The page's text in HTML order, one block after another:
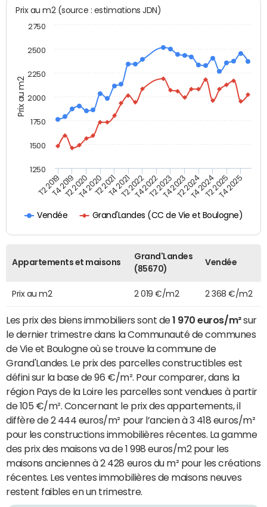
Prix au m2
Prix au m2 (source : estimations JDN)
Vendée Grand'Landes (CC de Vie et Boulogne)
T2 2019T4 2019T2 2020T4 2020T2 2021T4 2021T2 2022T4 2022T2 2023T4 2023T2 2024T4 2024T2 2025T4 2025
1250
1500
1750
2000
2250
2500
2750
Appartements et maisons
Grand'Landes
(85670)
Vendée
Prix au m2 2 019 €/m2 2 368 €/m2
Les prix des biens immobiliers sont de1 970 euros/m²sur
le dernier trimestre dans la Communauté de communes
de Vie et Boulogne où se trouve la commune de
Grand'Landes. Le prix des parcelles constructibles est
défini sur la base de 96 €/m². Pour comparer, dans la
région Pays de la Loire les parcelles sont vendues à partir
de 105 €/m². Concernant le prix des appartements, il
diffère de 2 444 euros/m² pour l’ancien à 3 418 euros/m²
pour les constructions immobilières récentes. La gamme
des prix des maisons va de 1 998 euros/m2 pour les
maisons anciennes à 2 428 euros du m² pour les créations
récentes. Les ventes immobilières de maisons neuves
restent faibles en un trimestre.